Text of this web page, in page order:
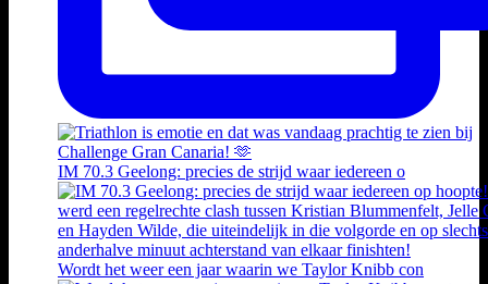
IM 70.3 Geelong: precies de strijd waar iedereen o
Wordt het weer een jaar waarin we Taylor Knibb con